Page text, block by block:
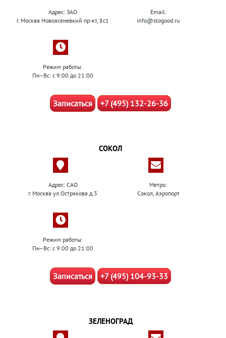
Адрес: ЗАО
г. Москва Новоясеневкий пр-кт, 8с1
Email:
info@stogood.ru
Режим работы:
Пн–Вс: с 9:00 до 21:00
Записаться +7 (495) 132-26-36
СОКОЛ
Адрес: САО
г. Москва ул.Острякова д.3
Метро:
Сокол, Аэропорт
Режим работы:
Пн–Вс: с 9:00 до 21:00
Записаться +7 (495) 104-93-33
ЗЕЛЕНОГРАД